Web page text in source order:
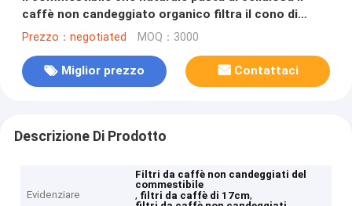
caffè non candeggiato organico filtra il cono di
17cm
Prezzo：negotiated MOQ：3000
Miglior prezzo Contattaci
Descrizione Di Prodotto
Evidenziare
Filtri da caffè non candeggiati del
commestibile
, filtri da caffè di 17cm,